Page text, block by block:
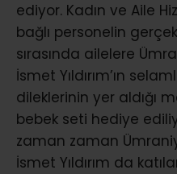
ediyor. Kadın ve Aile
bağlı personelin
sırasında ailelere
İsmet Yıldırım’ın
dileklerinin yer aldığı
bebek seti hediye
zaman zaman
İsmet Yıldırım da